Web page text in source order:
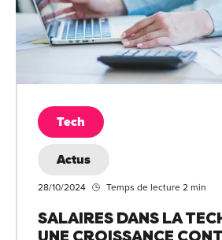
Tech
Actus
28/10/2024 Temps de lecture 2 min
SALAIRES DANS LA